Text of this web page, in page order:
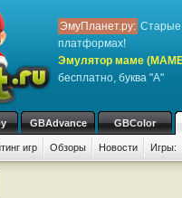
ЭмуПланет.ру: Старые
платформах!
Эмулятор маме
бесплатно, буква "A"
GBAdvance GBColor
игр Обзоры Новости Игры: